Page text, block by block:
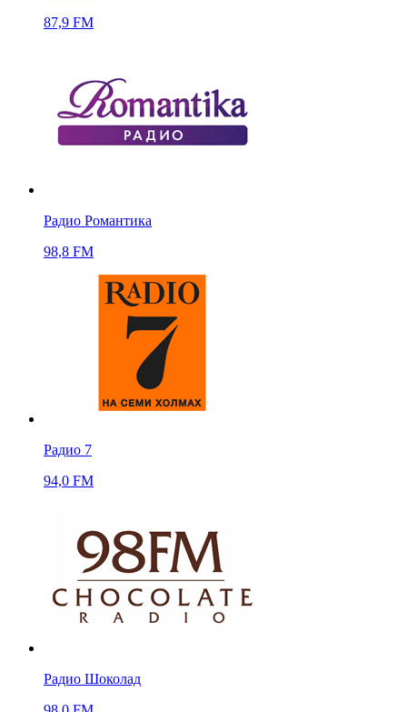
87,9 FM
Радио Романтика
98,8 FM
Радио 7
94,0 FM
Радио Шоколад